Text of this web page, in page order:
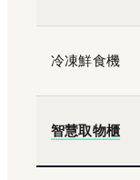
冷凍鮮食機
智慧取物櫃